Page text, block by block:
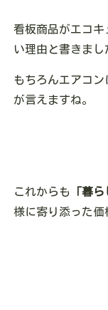
看板商品がエコ
い理由と書きまし
もちろんエアコ
が言えますね。
これからも 「暮
様に寄り添った価